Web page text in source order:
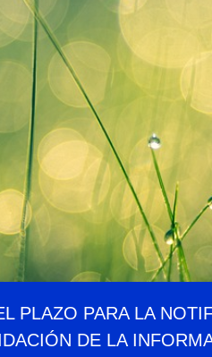
PLAZO PARA LA
DE LA